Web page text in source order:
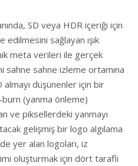
SD veya HDR içeriği için
sağlayan ışık
meta verileri ile gerçek
sahne sahne izleme ortamına
düşünenler için bir
(yanma önleme)
ve piksellerdeki yanmayı
gelişmiş bir logo algılama
yer alan logoları, iz
oluşturmak için dört taraflı